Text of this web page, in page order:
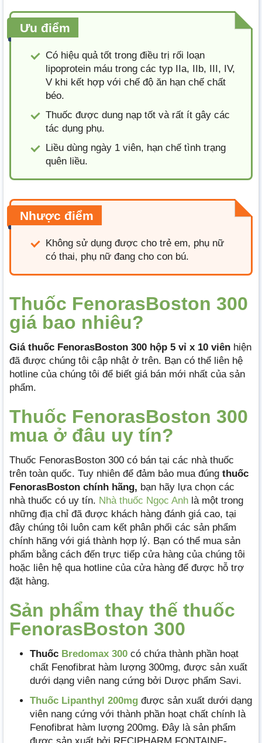
Ưu điểm
Có hiệu quả tốt trong điều trị rối loạn
lipoprotein máu trong các typ IIa, IIb, III, IV,
V khi kết hợp với chế độ ăn hạn chế chất
béo.
Thuốc được dung nạp tốt và rất ít gây các
tác dụng phụ.
Liều dùng ngày 1 viên, hạn chế tình trạng
quên liều.
Nhược điểm
Không sử dụng được cho trẻ em, phụ nữ
có thai, phụ nữ đang cho con bú.
Thuốc FenorasBoston 300
giá bao nhiêu?
Giá thuốc FenorasBoston 300 hộp 5 vỉ x 10 viên hiện
đã được chúng tôi cập nhật ở trên. Bạn có thể liên hệ
hotline của chúng tôi để biết giá bán mới nhất của sản
phẩm.
Thuốc FenorasBoston 300
mua ở đâu uy tín?
Thuốc FenorasBoston 300 có bán tại các nhà thuốc
trên toàn quốc. Tuy nhiên để đảm bảo mua đúng thuốc
FenorasBoston chính hãng, bạn hãy lựa chọn các
nhà thuốc có uy tín. Nhà thuốc Ngọc Anh là một trong
những địa chỉ đã được khách hàng đánh giá cao, tại
đây chúng tôi luôn cam kết phân phối các sản phẩm
chính hãng với giá thành hợp lý. Bạn có thể mua sản
phẩm bằng cách đến trực tiếp cửa hàng của chúng tôi
hoặc liên hệ qua hotline của cửa hàng để được hỗ trợ
đặt hàng.
Sản phẩm thay thế thuốc
FenorasBoston 300
Thuốc Bredomax 300 có chứa thành phần hoạt
chất Fenofibrat hàm lượng 300mg, được sản xuất
dưới dạng viên nang cứng bởi Dược phẩm Savi.
Thuốc Lipanthyl 200mg được sản xuất dưới dạng
viên nang cứng với thành phần hoạt chất chính là
Fenofibrat hàm lượng 200mg. Đây là sản phẩm
được sản xuất bởi RECIPHARM FONTAINE-